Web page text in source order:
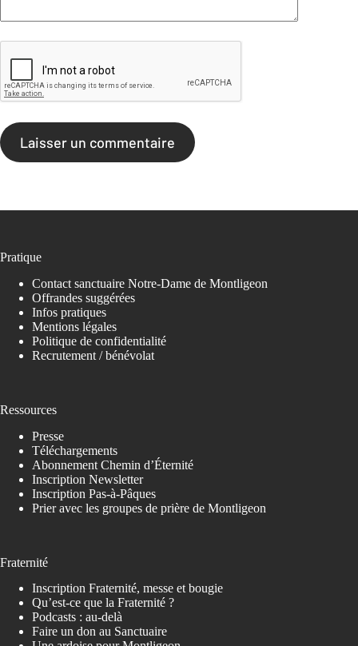
Laisser un commentaire
Pratique
Contact sanctuaire Notre-Dame de Montligeon
Offrandes suggérées
Infos pratiques
Mentions légales
Politique de confidentialité
Recrutement / bénévolat
Ressources
Presse
Téléchargements
Abonnement Chemin d’Éternité
Inscription Newsletter
Inscription Pas-à-Pâques
Prier avec les groupes de prière de Montligeon
Fraternité
Inscription Fraternité, messe et bougie
Qu’est-ce que la Fraternité ?
Podcasts : au-delà
Faire un don au Sanctuaire